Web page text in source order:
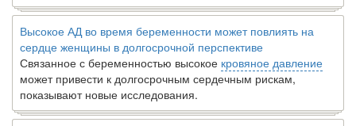
Высокое АД во время беременности может повлиять на
сердце женщины в долгосрочной перспективе
Связанное с беременностью высокое кровяное давление
может привести к долгосрочным сердечным рискам,
показывают новые исследования.